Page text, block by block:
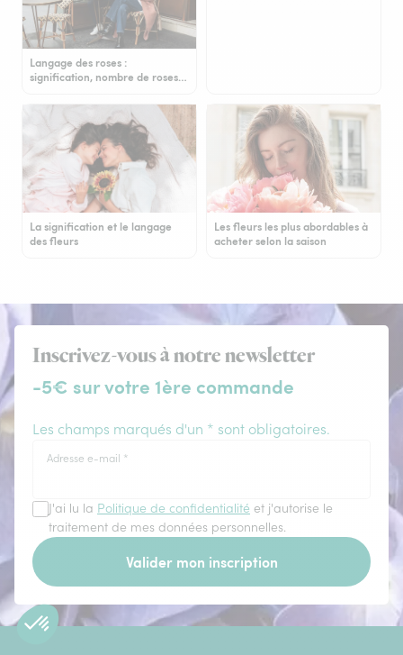
Langage des roses :
signification, nombre de roses…
La signification et le langage
des fleurs
Les fleurs les plus abordables à
acheter selon la saison
Inscrivez-vous à notre newsletter
-5€ sur votre 1ère commande
Les champs marqués d'un * sont obligatoires.
Adresse e-mail *
J'ai lu la Politique de confidentialité et j'autorise le
traitement de mes données personnelles.
Valider mon inscription